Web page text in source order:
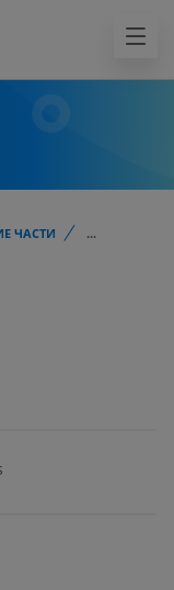
ЧАСТИ
...